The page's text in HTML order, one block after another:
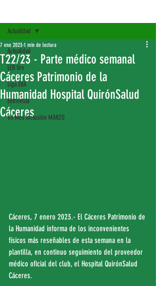
Actualidad
LEB Oro
Liga EBA
Entrevista
VII Mes Inclusión MARZO
Actualidad
T22/23 - Parte médico semanal
Cáceres Patrimonio de la
Humanidad Hospital QuirónSalud
Cáceres
7 ene 2023 1 min de lectura
Cáceres, 7 enero 2023.- El Cáceres Patrimonio de
la Humanidad informa de los inconvenientes
físicos más reseñables de esta semana en la
plantilla, en continuo seguimiento del proveedor
médico oficial del club, el Hospital QuirónSalud
Cáceres.